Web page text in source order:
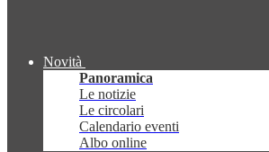
Novità
Panoramica
Le notizie
Le circolari
Calendario eventi
Albo online